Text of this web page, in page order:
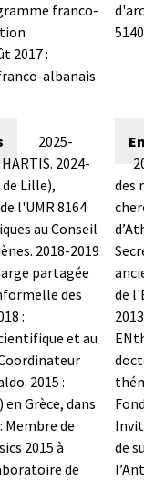
franco-
2017 :
albanais
2025-
2024-
Lille),
l'UMR 8164
au Conseil
2018-2019
partagée
des
:
et au
2015 :
Grèce, dans
Membre de
2015 à
de
des
de
de